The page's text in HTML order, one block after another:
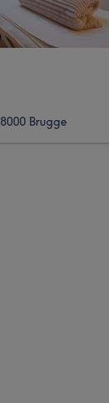
Brugge